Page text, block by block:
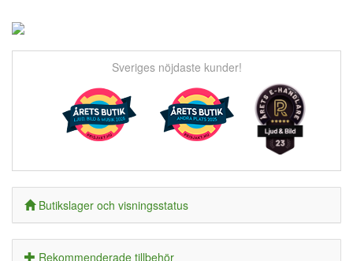
Sveriges nöjdaste kunder!
Butikslager och visningsstatus
Rekommenderade tillbehör